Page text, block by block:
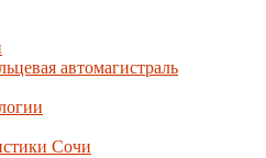
автомагистраль
Сочи